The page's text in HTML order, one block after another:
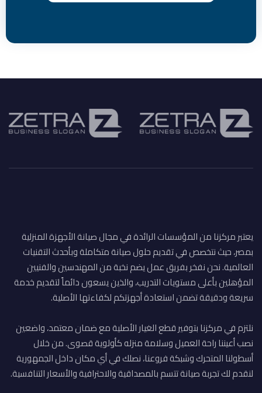
يعتبر مركزنا من المؤسسات الرائدة في مجال صيانة الأجهزة المنزلية
بمصر، حيث نتخصص في تقديم حلول صيانة متكاملة وبأحدث التقنيات
العالمية. نحن نفخر بفريق عمل يضم نخبة من المهندسين والفنيين
المؤهلين بأعلى مستويات التدريب، والذين يسعون دائماً لتقديم خدمة
سريعة ودقيقة تضمن استعادة أجهزتكم لكفاءتها الأصلية.
نلتزم في مركزنا بتوفير قطع الغيار الأصلية مع ضمان معتمد، واضعين
نصب أعيننا راحة العميل وسلامة منزله كأولوية قصوى. من خلال
أسطولنا المتحرك وشبكة فروعنا، نصلك في أي مكان داخل الجمهورية
لنقدم لك تجربة صيانة تتسم بالمصداقية والاحترافية والأسعار التنافسية.